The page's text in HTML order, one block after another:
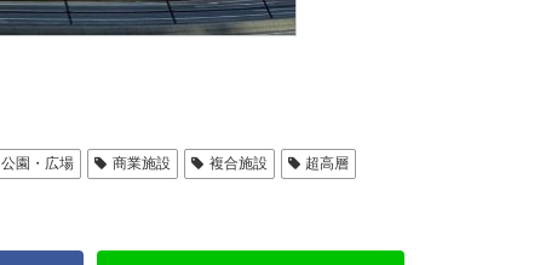
公園・広場 商業施設 複合施設 超高層